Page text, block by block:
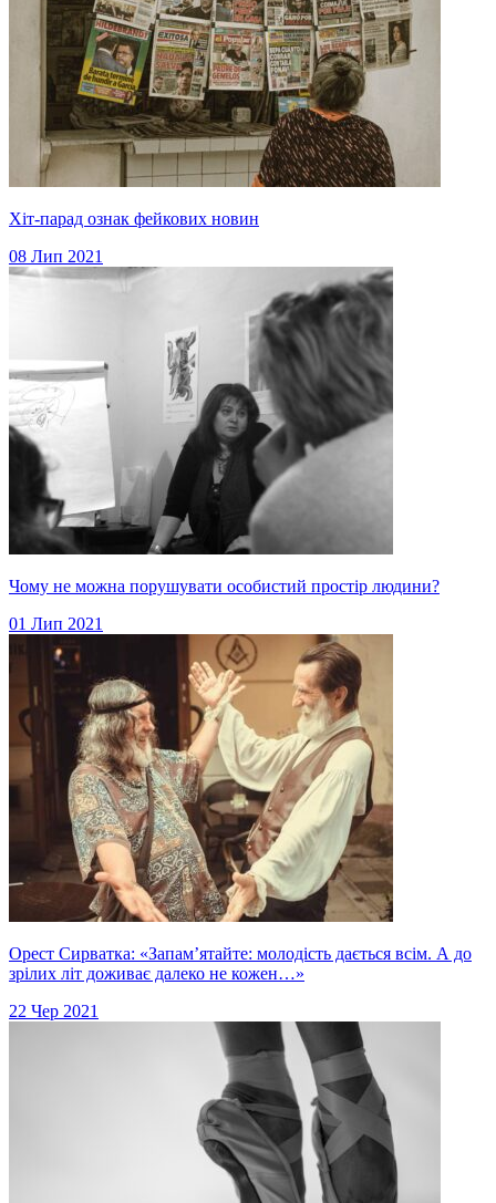
Хіт-парад ознак фейкових новин
08 Лип 2021
Чому не можна порушувати особистий простір людини?
01 Лип 2021
Орест Сирватка: «Запам’ятайте: молодість дається всім. А до
зрілих літ доживає далеко не кожен…»
22 Чер 2021